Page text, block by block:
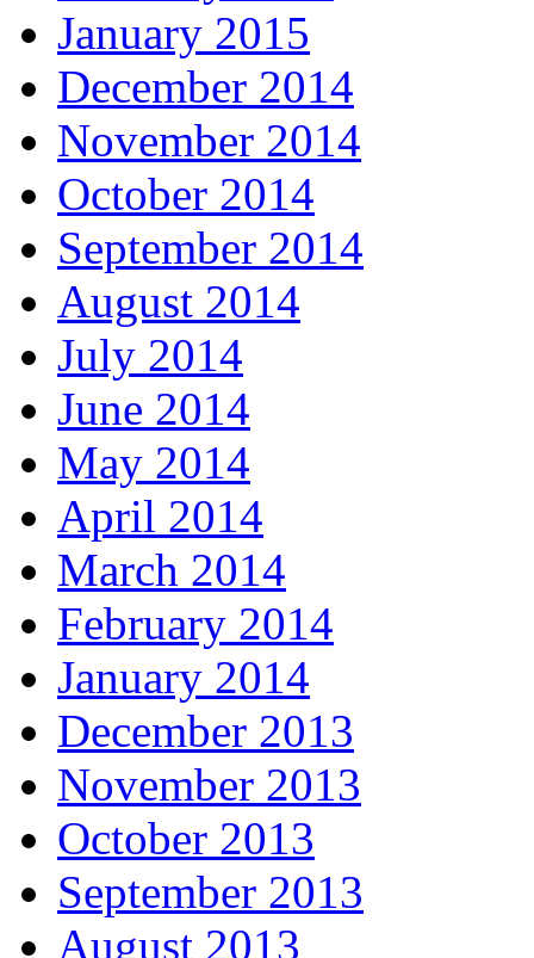
January 2015
December 2014
November 2014
October 2014
September 2014
August 2014
July 2014
June 2014
May 2014
April 2014
March 2014
February 2014
January 2014
December 2013
November 2013
October 2013
September 2013
August 2013